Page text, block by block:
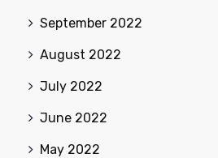
September 2022
August 2022
July 2022
June 2022
May 2022